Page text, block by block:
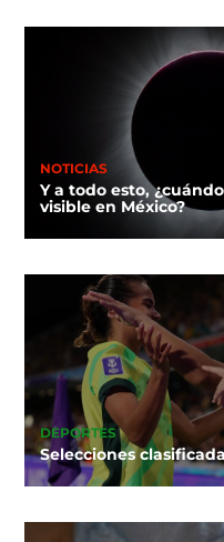
NOTICIAS
Y a todo esto,
visible en México?
DEPORTES
Selecciones